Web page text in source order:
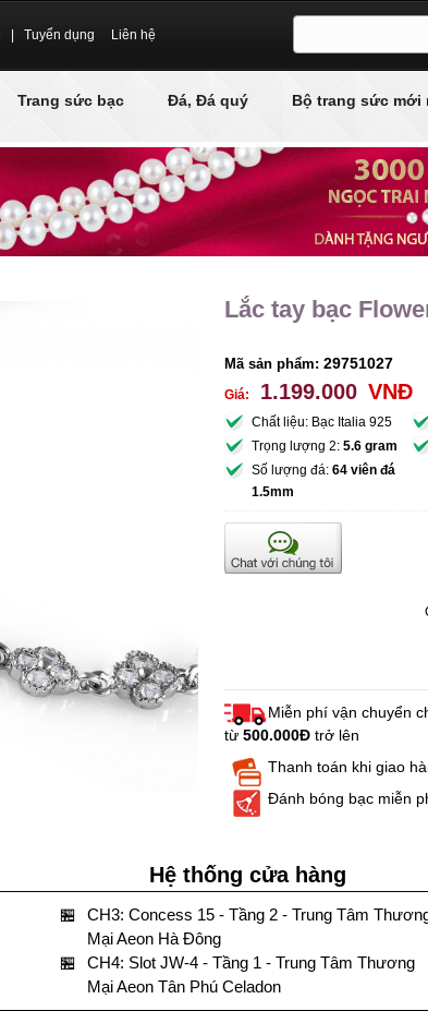
Tuyển dụng Liên hệ
Trang sức bạc Đá, Đá quý Bộ trang sức mới
Lắc tay bạc
Mã sản phẩm: 29751027
Giá: 1.199.000 VNĐ
Chất liệu: Bạc Italia 925
Trọng lượng 2: 5.6 gram
Số lượng đá: 64 viên đá
1.5mm
Miễn phí vận chuyển
từ 500.000Đtrở lên
Thanh toán khi giao
Đánh bóng bạc miễn
Hệ thống cửa hàng
🏪
CH3: Concess 15 - Tầng 2 - Trung Tâm
Mại Aeon Hà Đông
🏪
CH4: Slot JW-4 - Tầng 1 - Trung Tâm Thương
Mại Aeon Tân Phú Celadon